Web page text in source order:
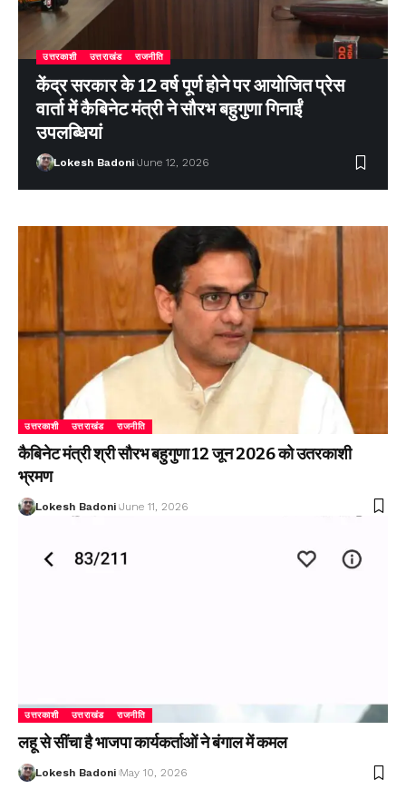
उत्तरकाशी उत्तराखंड राजनीति
केंद्र सरकार के 12 वर्ष पूर्ण होने पर आयोजित प्रेस
वार्ता में कैबिनेट मंत्री ने सौरभ बहुगुणा गिनाईं
उपलब्धियां
Lokesh Badoni June 12, 2026
उत्तरकाशी उत्तराखंड राजनीति
कैबिनेट मंत्री श्री सौरभ बहुगुणा 12 जून 2026 को उतरकाशी
भ्रमण
Lokesh Badoni June 11, 2026
उत्तरकाशी उत्तराखंड राजनीति
लहू से सींचा है भाजपा कार्यकर्ताओं ने बंगाल में कमल
Lokesh Badoni May 10, 2026